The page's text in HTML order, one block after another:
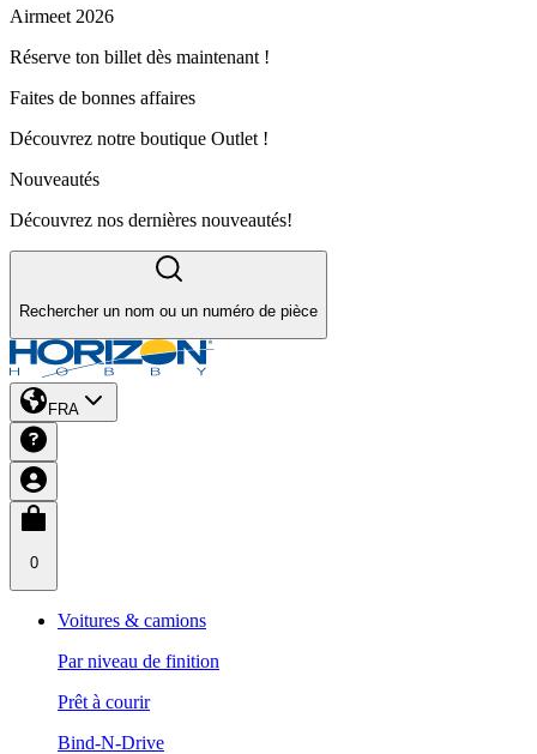
Airmeet 2026
Réserve ton billet dès maintenant !
Faites de bonnes affaires
Découvrez notre boutique Outlet !
Nouveautés
Découvrez nos dernières nouveautés!
Rechercher un nom ou un numéro de pièce
FRA
0
Voitures & camions
Par niveau de finition
Prêt à courir
Bind-N-Drive